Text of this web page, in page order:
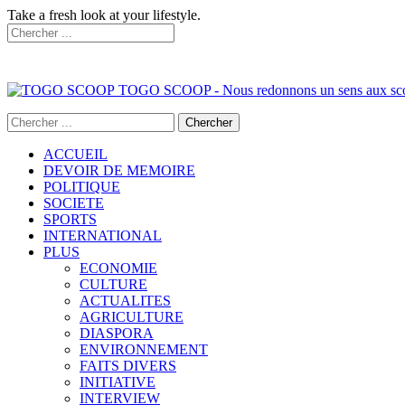
Take a fresh look at your lifestyle.
TOGO SCOOP - Nous redonnons un sens aux
ACCUEIL
DEVOIR DE MEMOIRE
POLITIQUE
SOCIETE
SPORTS
INTERNATIONAL
PLUS
ECONOMIE
CULTURE
ACTUALITES
AGRICULTURE
DIASPORA
ENVIRONNEMENT
FAITS DIVERS
INITIATIVE
INTERVIEW